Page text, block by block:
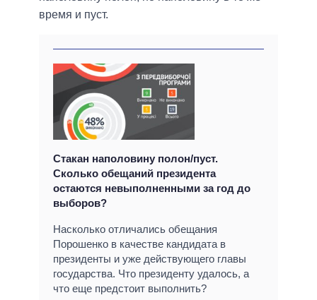
время и пуст.
Стакан наполовину полон/пуст.
Сколько обещаний президента
остаются невыполненными за год до
выборов?
Насколько отличались обещания
Порошенко в качестве кандидата в
президенты и уже действующего главы
государства. Что президенту удалось, а
что еще предстоит выполнить?